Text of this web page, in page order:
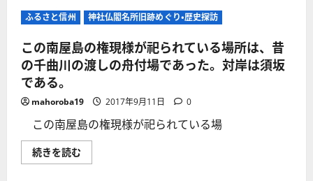
を
参
拝
る！
上
田
郎
山
神
社
ら
祀
素
描！
長
826
ｍ！
道
道
走
の
全
も
ふるさと信州 神社仏閣名所旧跡めぐり・歴史探訪
この南屋島の権現様が祀られている場所は、昔
の千曲川の渡しの舟付場であった。対岸は須坂
である。
mahoroba19 2017年9月11日 0
この南屋島の権現様が祀られている場
続きを読む
の